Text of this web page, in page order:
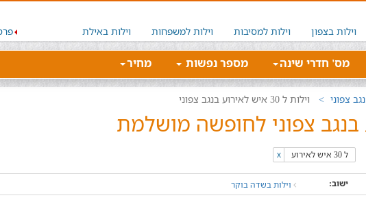
וילות בצפון וילות למסיבות וילות למשפחות וילות באילת
מס' חדרי שינה מספר נפשות מחיר
נגב צפוני וילות ל 30 איש לאירוע בנגב צפוני
x ל 30 איש לאירוע
ישוב: וילות בשדה בוקר